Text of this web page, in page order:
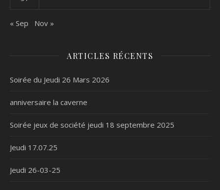
« Sep Nov »
ARTICLES RÉCENTS
Soirée du Jeudi 26 Mars 2026
anniversaire la caverne
Soirée jeux de société jeudi 18 septembre 2025
Jeudi 17.07.25
Jeudi 26-03-25